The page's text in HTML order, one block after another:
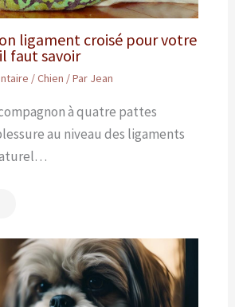
ligament croisé pour votre
faut savoir
/Chien / Par Jean
à quatre pattes
au niveau des ligaments